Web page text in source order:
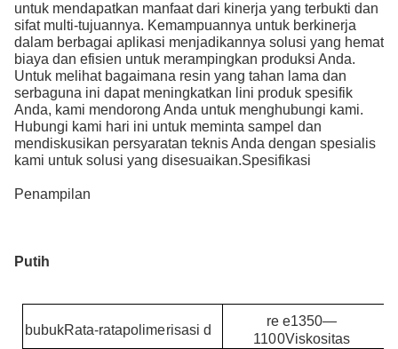
untuk mendapatkan manfaat dari kinerja yang terbukti dan
sifat multi-tujuannya. Kemampuannya untuk berkinerja
dalam berbagai aplikasi menjadikannya solusi yang hemat
biaya dan efisien untuk merampingkan produksi Anda.
Untuk melihat bagaimana resin yang tahan lama dan
serbaguna ini dapat meningkatkan lini produk spesifik
Anda, kami mendorong Anda untuk menghubungi kami.
Hubungi kami hari ini untuk meminta sampel dan
mendiskusikan persyaratan teknis Anda dengan spesialis
kami untuk solusi yang disesuaikan.Spesifikasi
Penampilan
Putih
bubukRata-ratapolimerisasi d
re e1350—
1100Viskositas